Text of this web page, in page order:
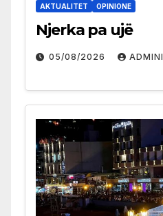
AKTUALITET OPINIONE
Njerka pa ujë
05/08/2026 ADMINI